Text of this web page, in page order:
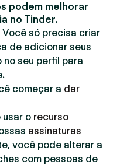
podem melhorar
no Tinder.
Você só precisa criar
de adicionar seus
no seu perfil para
começar a dar
usar o recurso
assinaturas
você pode alterar a
com pessoas de